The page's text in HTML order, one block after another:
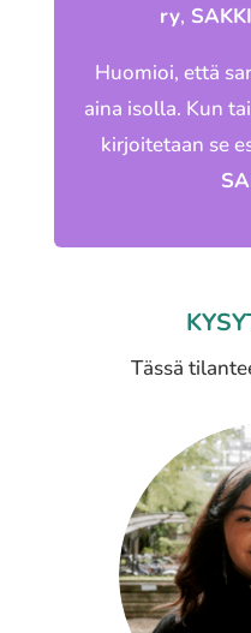
ry,
Huomioi, että
aina isolla. Kun
kirjoitetaan se
Tässä